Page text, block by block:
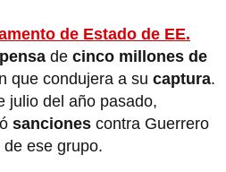
de Estado de EE.
de cinco millones de
que condujera a su captura.
julio del año pasado,
sanciones contra Guerrero
ese grupo.